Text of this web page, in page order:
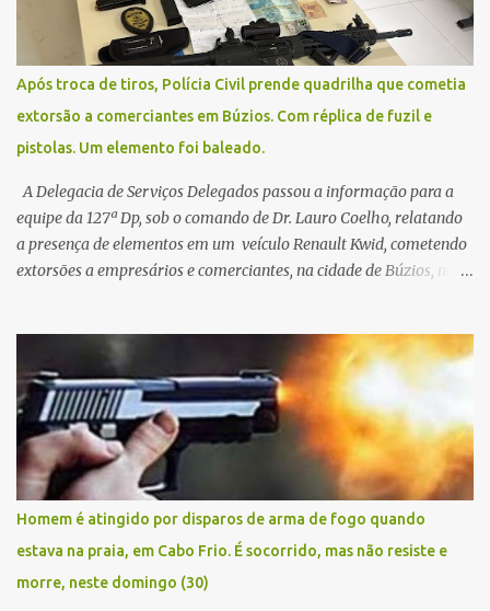
Após troca de tiros, Polícia Civil prende quadrilha que cometia
extorsão a comerciantes em Búzios. Com réplica de fuzil e
pistolas. Um elemento foi baleado.
A Delegacia de Serviços Delegados passou a informação para a
equipe da 127ª Dp, sob o comando de Dr. Lauro Coelho, relatando
a presença de elementos em um veículo Renault Kwid, cometendo
extorsões a empresários e comerciantes, na cidade de Búzios, na
fugir da cidade Buziana. Um dos detidos é policial civil e este foi
baleado na perna na troca de tiros . Na ocorrência, três armas,
pistolas e uma réplica de fuzil, foram apreendidas. O homem
baleado foi identificado como Claudio Bastos, conhecido no meio
político.
Homem é atingido por disparos de arma de fogo quando
estava na praia, em Cabo Frio. É socorrido, mas não resiste e
morre, neste domingo (30)